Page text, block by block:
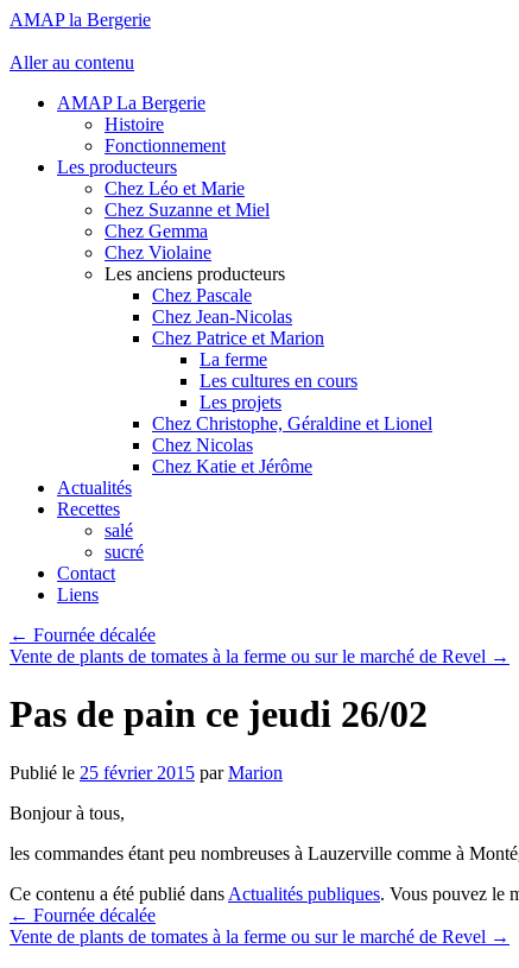
AMAP la Bergerie
Aller au contenu
AMAP La Bergerie
Histoire
Fonctionnement
Les producteurs
Chez Léo et Marie
Chez Suzanne et Miel
Chez Gemma
Chez Violaine
Les anciens producteurs
Chez Pascale
Chez Jean-Nicolas
Chez Patrice et Marion
La ferme
Les cultures en cours
Les projets
Chez Christophe, Géraldine et Lionel
Chez Nicolas
Chez Katie et Jérôme
Actualités
Recettes
salé
sucré
Contact
Liens
← Fournée décalée
Vente de plants de tomates à la ferme ou sur le marché de Revel →
Pas de pain ce jeudi 26/02
Publié le 25 février 2015 par Marion
Bonjour à tous,
les commandes étant peu nombreuses à Lauzerville comme à
Ce contenu a été publié dans Actualités publiques. Vous pouvez le
← Fournée décalée
Vente de plants de tomates à la ferme ou sur le marché de Revel →